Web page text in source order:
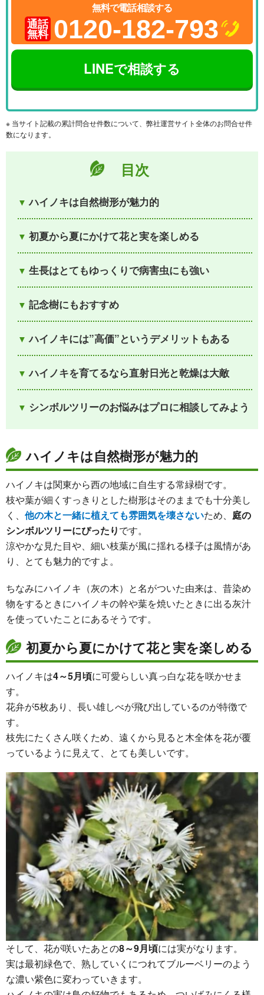
無料で電話相談する
通話
無料 0120-182-793
LINEで相談する
※ 当サイト記載の累計問合せ件数について、弊社運営サイト全体のお問合せ件
数になります。
目次
ハイノキは自然樹形が魅力的
初夏から夏にかけて花と実を楽しめる
生長はとてもゆっくりで病害虫にも強い
記念樹にもおすすめ
ハイノキには”高価”というデメリットもある
ハイノキを育てるなら直射日光と乾燥は大敵
シンボルツリーのお悩みはプロに相談してみよう
ハイノキは自然樹形が魅力的
ハイノキは関東から西の地域に自生する常緑樹です。
枝や葉が細くすっきりとした樹形はそのままでも十分美し
く、 他の木と一緒に植えても雰囲気を壊さないため、 庭の
シンボルツリーにぴったりです。
涼やかな見た目や、細い枝葉が風に揺れる様子は風情があ
り、とても魅力的ですよ。
ちなみにハイノキ（灰の木）と名がついた由来は、昔染め
物をするときにハイノキの幹や葉を焼いたときに出る灰汁
を使っていたことにあるそうです。
初夏から夏にかけて花と実を楽しめる
ハイノキは4～5月頃に可愛らしい真っ白な花を咲かせま
す。
花弁が5枚あり、長い雄しべが飛び出しているのが特徴で
す。
枝先にたくさん咲くため、遠くから見ると木全体を花が覆
っているように見えて、とても美しいです。
そして、花が咲いたあとの8～9月頃には実がなります。
実は最初緑色で、熟していくにつれてブルーベリーのよう
な濃い紫色に変わっていきます。